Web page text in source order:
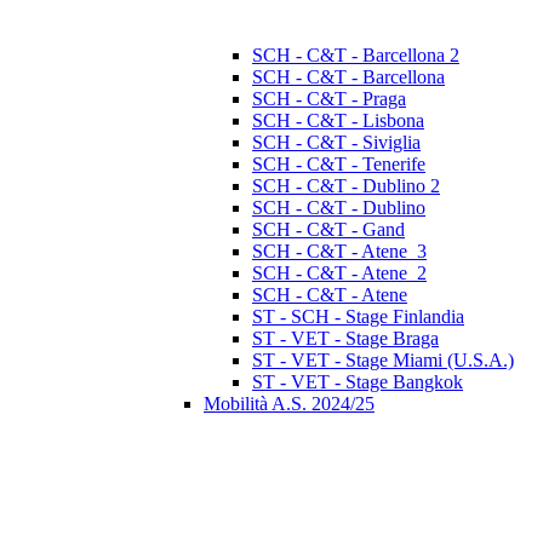
SCH - C&T - Barcellona 2
SCH - C&T - Barcellona
SCH - C&T - Praga
SCH - C&T - Lisbona
SCH - C&T - Siviglia
SCH - C&T - Tenerife
SCH - C&T - Dublino 2
SCH - C&T - Dublino
SCH - C&T - Gand
SCH - C&T - Atene_3
SCH - C&T - Atene_2
SCH - C&T - Atene
ST - SCH - Stage Finlandia
ST - VET - Stage Braga
ST - VET - Stage Miami (U.S.A.)
ST - VET - Stage Bangkok
Mobilità A.S. 2024/25